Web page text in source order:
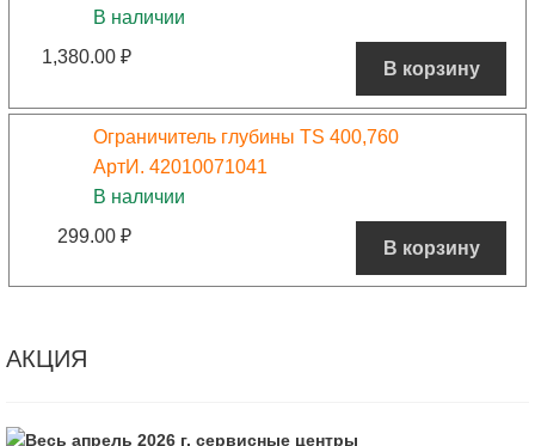
В наличии
1,380.00 ₽
В корзину
Ограничитель глубины TS 400,760
АртИ. 42010071041
В наличии
299.00 ₽
В корзину
АКЦИЯ